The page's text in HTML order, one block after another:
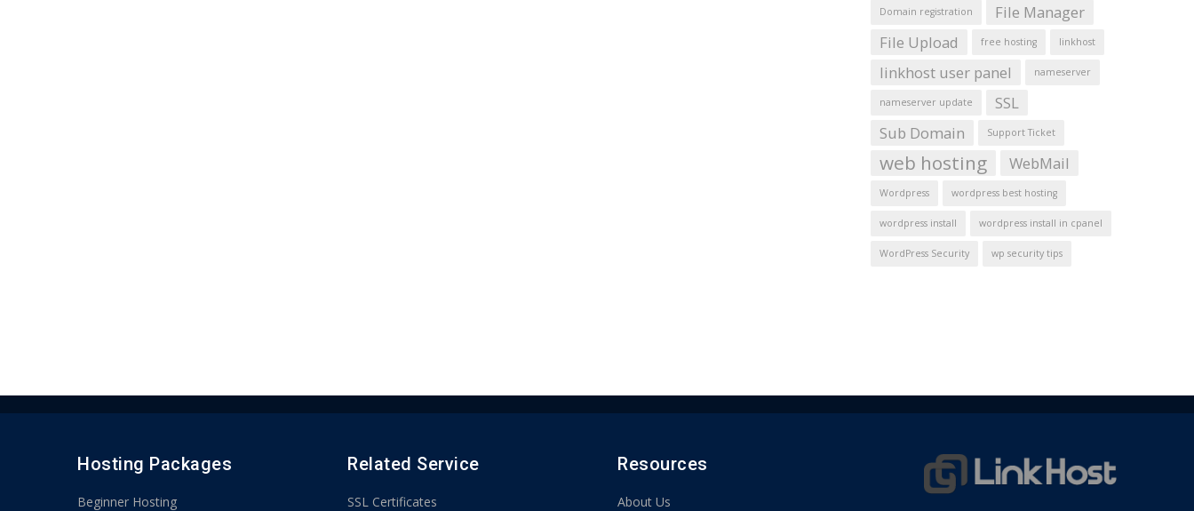
Domain registration
File Manager
File Upload
free hosting linkhost
linkhost user panel nameserver
nameserver update
SSL
Sub Domain
Support Ticket
web hosting WebMail
Wordpress wordpress best hosting
wordpress install wordpress install in cpanel
WordPress Security wp security tips
Hosting Packages
Beginner Hosting
Related Service
SSL Certificates
Resources
About Us